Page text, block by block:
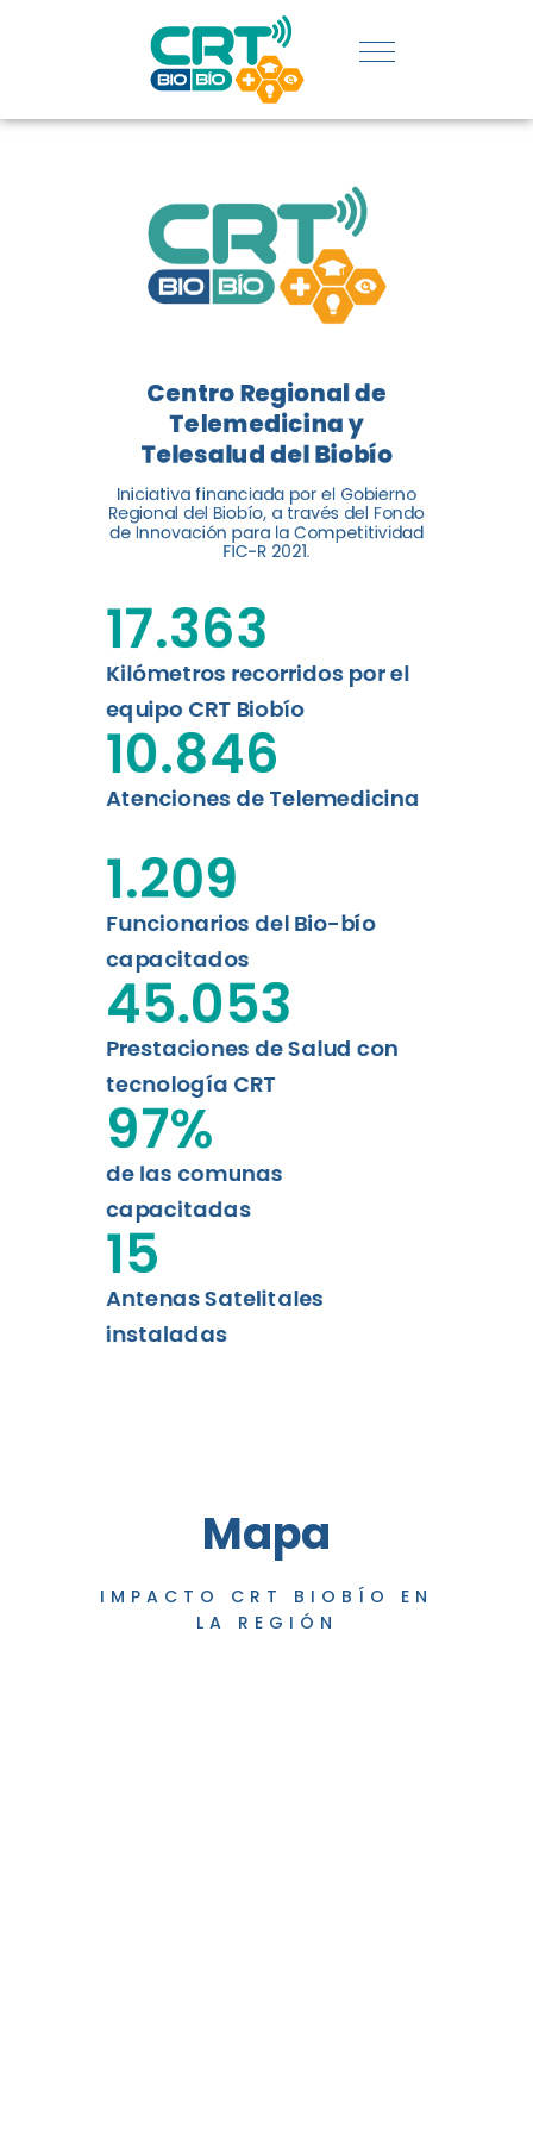
REGIÓN:
CONOCE
LOGROS
DE CRT
BIOBÍO
El Centro Regional de
Telemedicina y Telesalud del
Biobío presenta el balance de
tres años acercando la salud
digital a los habitantes...
Leer más
Centro Regional de
Telemedicina y
Telesalud del Biobío
Iniciativa financiada por el Gobierno
Regional del Biobío, a través del Fondo
de Innovación para la Competitividad
FIC-R 2021.
Kilómetros recorridos por el
equipo CRT Biobío
17.363
Atenciones de Telemedicina
10.846
Funcionarios del Bio-bío
capacitados
1.209
Prestaciones de Salud con
tecnología CRT
45.053
de las comunas
capacitadas
97%
Antenas Satelitales
instaladas
15
Mapa
IMPACTO CRT BIOBÍO EN
LA REGIÓN